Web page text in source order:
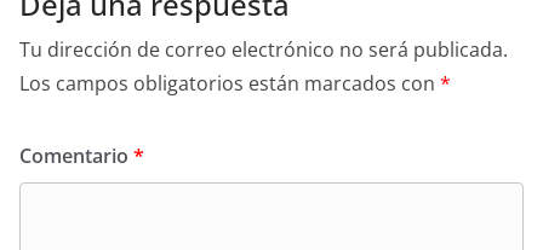
Tu dirección de correo electrónico no será publicada.
Los campos obligatorios están marcados con *
Comentario *